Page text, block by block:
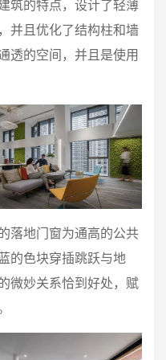
筑的特点，设计了轻薄
并且优化了结构柱和墙
透的空间，并且是使用
落地门窗为通高的公共
的色块穿插跳跃与地
微妙关系恰到好处，赋